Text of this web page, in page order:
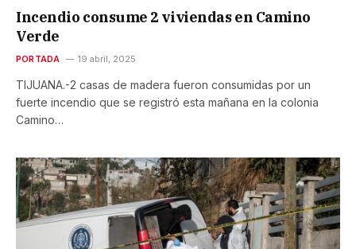
Incendio consume 2 viviendas en Camino
Verde
PORTADA 19 abril, 2025
TIJUANA.-2 casas de madera fueron consumidas por un
fuerte incendio que se registró esta mañana en la colonia
Camino…